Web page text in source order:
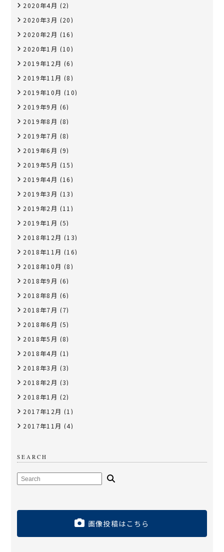
2020年4月 (2)
2020年3月 (20)
2020年2月 (16)
2020年1月 (10)
2019年12月 (6)
2019年11月 (8)
2019年10月 (10)
2019年9月 (6)
2019年8月 (8)
2019年7月 (8)
2019年6月 (9)
2019年5月 (15)
2019年4月 (16)
2019年3月 (13)
2019年2月 (11)
2019年1月 (5)
2018年12月 (13)
2018年11月 (16)
2018年10月 (8)
2018年9月 (6)
2018年8月 (6)
2018年7月 (7)
2018年6月 (5)
2018年5月 (8)
2018年4月 (1)
2018年3月 (3)
2018年2月 (3)
2018年1月 (2)
2017年12月 (1)
2017年11月 (4)
SEARCH
画像投稿はこちら